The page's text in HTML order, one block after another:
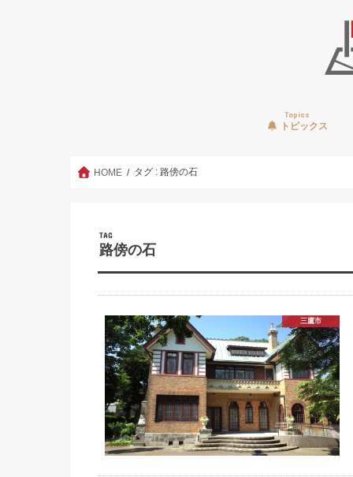
Topics
トピックス
HOME タグ : 路傍の石
TAG
路傍の石
三鷹市